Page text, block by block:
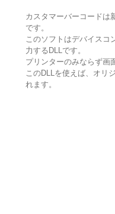
カスタマーバーコードは
です。
このソフトはデバイスコ
力するDLLです。
プリンターのみならず画
このDLLを使えば、オリ
れます。